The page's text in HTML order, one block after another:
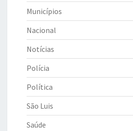
Municípios
Nacional
Notícias
Polícia
Política
São Luis
Saúde